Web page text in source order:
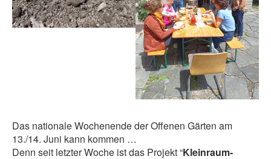
Das nationale Wochenende der Offenen Gärten am
13./14. Juni kann kommen …
Denn seit letzter Woche ist das Projekt “Kleinraum-